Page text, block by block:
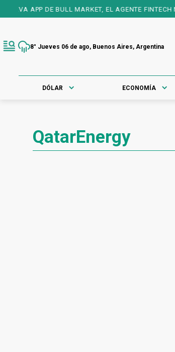
APP DE BULL MARKET, EL AGENTE FINTECH N°
8° Jueves 06 de ago, Buenos Aires, Argentina
DÓLAR ECONOMÍA
QatarEnergy